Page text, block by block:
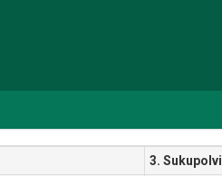
3. Sukupolvi